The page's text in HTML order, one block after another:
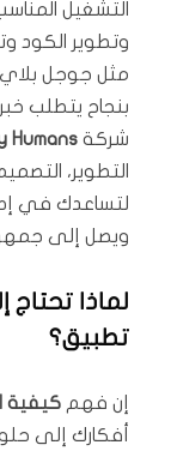
وتطوير الكود
مثل جوجل بلاي
بنجاح يتطلب
شركة Humans
التطوير،
لتساعدك في
ويصل إلى
لماذا
تطبيق؟
إن فهم كيفية
أفكارك إلى